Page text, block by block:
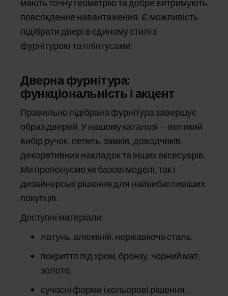
мають точну геометрію та добре витримують
повсякденне навантаження. Є можливість
підібрати двері в єдиному стилі з
фурнітурою та плінтусами.
Дверна фурнітура:
функціональність і акцент
Правильно підібрана фурнітура завершує
образ дверей. У нашому каталозі — великий
вибір ручок, петель, замків, доводчиків,
декоративних накладок та інших аксесуарів.
Ми пропонуємо як базові моделі, так і
дизайнерські рішення для найвибагливіших
покупців.
Доступні матеріали:
латунь, алюміній, нержавіюча сталь;
покриття під хром, бронзу, чорний мат,
золото;
сучасні форми і кольорові рішення.